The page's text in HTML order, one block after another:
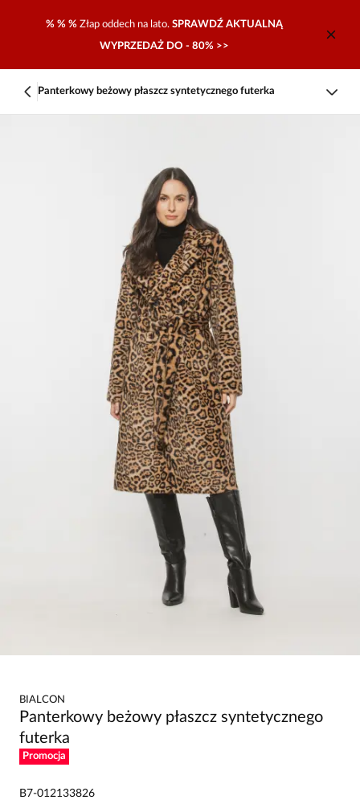
% % % Złap oddech na lato. SPRAWDŹ AKTUALNĄ
WYPRZEDAŻ DO - 80% >>
Panterkowy beżowy płaszcz syntetycznego futerka
BIALCON
Panterkowy beżowy płaszcz syntetycznego
futerka
Promocja
B7-012133826